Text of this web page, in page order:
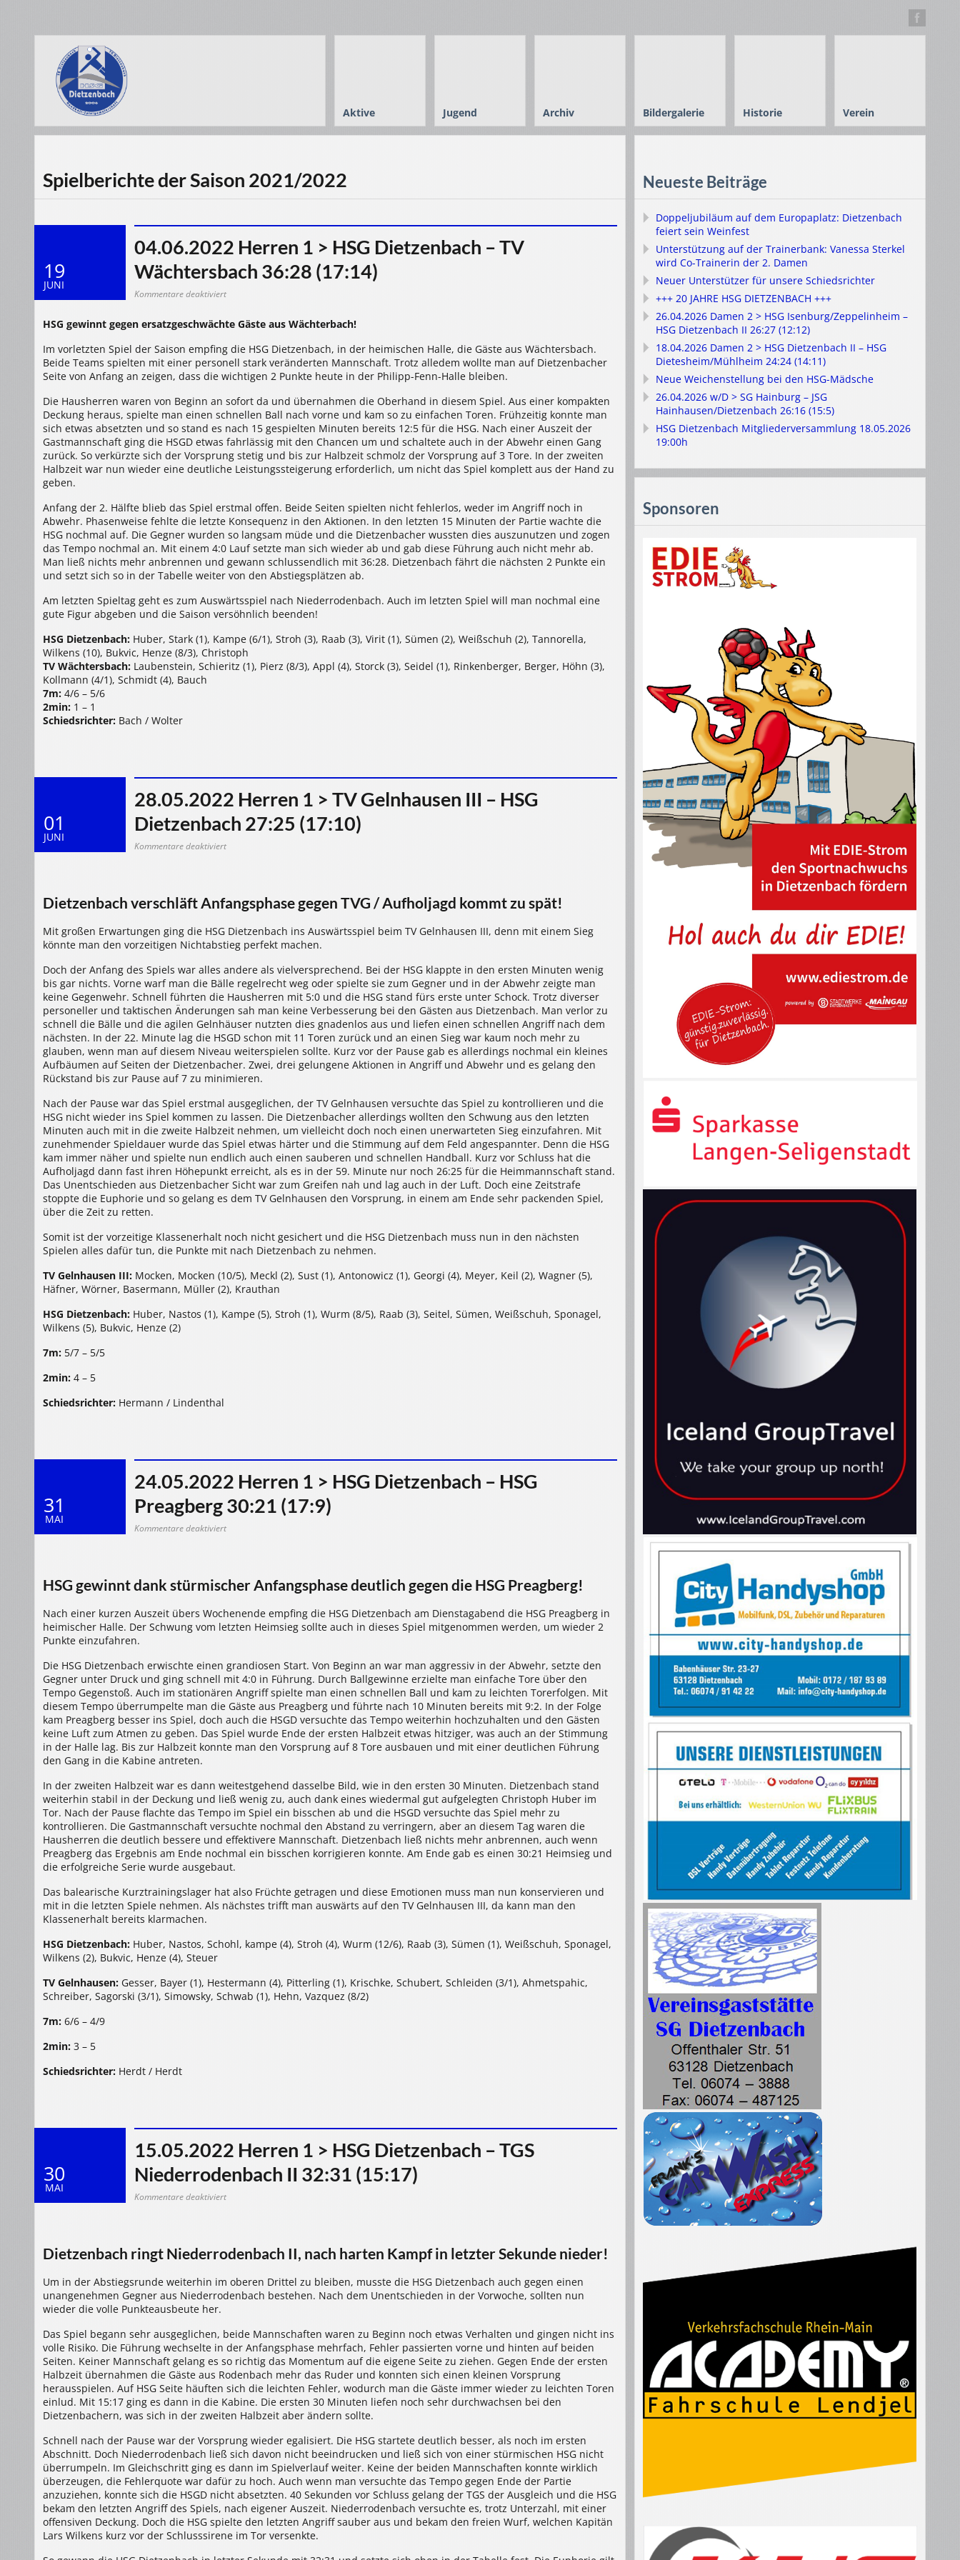
Aktive Jugend Archiv Bildergalerie Historie Verein
Spielberichte der Saison 2021/2022
19
JUNI
04.06.2022 Herren 1 > HSG Dietzenbach – TV
Wächtersbach 36:28 (17:14)
Kommentare deaktiviertfür
>
–
TV
Wächtersbach
36:28
(17:14)
HSG gewinnt gegen ersatzgeschwächte Gäste aus Wächterbach!
Im vorletzten Spiel der Saison empfing die HSG Dietzenbach, in der heimischen Halle, die Gäste aus Wächtersbach.
Beide Teams spielten mit einer personell stark veränderten Mannschaft. Trotz alledem wollte man auf Dietzenbacher
Seite von Anfang an zeigen, dass die wichtigen 2 Punkte heute in der Philipp-Fenn-Halle bleiben.
Die Hausherren waren von Beginn an sofort da und übernahmen die Oberhand in diesem Spiel. Aus einer kompakten
Deckung heraus, spielte man einen schnellen Ball nach vorne und kam so zu einfachen Toren. Frühzeitig konnte man
sich etwas absetzten und so stand es nach 15 gespielten Minuten bereits 12:5 für die HSG. Nach einer Auszeit der
Gastmannschaft ging die HSGD etwas fahrlässig mit den Chancen um und schaltete auch in der Abwehr einen Gang
zurück. So verkürzte sich der Vorsprung stetig und bis zur Halbzeit schmolz der Vorsprung auf 3 Tore. In der zweiten
Halbzeit war nun wieder eine deutliche Leistungssteigerung erforderlich, um nicht das Spiel komplett aus der Hand zu
geben.
Anfang der 2. Hälfte blieb das Spiel erstmal offen. Beide Seiten spielten nicht fehlerlos, weder im Angriff noch in
Abwehr. Phasenweise fehlte die letzte Konsequenz in den Aktionen. In den letzten 15 Minuten der Partie wachte die
HSG nochmal auf. Die Gegner wurden so langsam müde und die Dietzenbacher wussten dies auszunutzen und zogen
das Tempo nochmal an. Mit einem 4:0 Lauf setzte man sich wieder ab und gab diese Führung auch nicht mehr ab.
Man ließ nichts mehr anbrennen und gewann schlussendlich mit 36:28. Dietzenbach fährt die nächsten 2 Punkte ein
und setzt sich so in der Tabelle weiter von den Abstiegsplätzen ab.
Am letzten Spieltag geht es zum Auswärtsspiel nach Niederrodenbach. Auch im letzten Spiel will man nochmal eine
gute Figur abgeben und die Saison versöhnlich beenden!
HSG Dietzenbach: Huber, Stark (1), Kampe (6/1), Stroh (3), Raab (3), Virit (1), Sümen (2), Weißschuh (2), Tannorella,
Wilkens (10), Bukvic, Henze (8/3), Christoph
TV Wächtersbach: Laubenstein, Schieritz (1), Pierz (8/3), Appl (4), Storck (3), Seidel (1), Rinkenberger, Berger, Höhn (3),
Kollmann (4/1), Schmidt (4), Bauch
7m: 4/6 – 5/6
2min: 1 – 1
Schiedsrichter: Bach / Wolter
01
JUNI
28.05.2022 Herren 1 > TV Gelnhausen III – HSG
Dietzenbach 27:25 (17:10)
Kommentare deaktiviertfür
III
–
27:25
(17:10)
Dietzenbach verschläft Anfangsphase gegen TVG / Aufholjagd kommt zu spät!
Mit großen Erwartungen ging die HSG Dietzenbach ins Auswärtsspiel beim TV Gelnhausen III, denn mit einem Sieg
könnte man den vorzeitigen Nichtabstieg perfekt machen.
Doch der Anfang des Spiels war alles andere als vielversprechend. Bei der HSG klappte in den ersten Minuten wenig
bis gar nichts. Vorne warf man die Bälle regelrecht weg oder spielte sie zum Gegner und in der Abwehr zeigte man
keine Gegenwehr. Schnell führten die Hausherren mit 5:0 und die HSG stand fürs erste unter Schock. Trotz diverser
personeller und taktischen Änderungen sah man keine Verbesserung bei den Gästen aus Dietzenbach. Man verlor zu
schnell die Bälle und die agilen Gelnhäuser nutzten dies gnadenlos aus und liefen einen schnellen Angriff nach dem
nächsten. In der 22. Minute lag die HSGD schon mit 11 Toren zurück und an einen Sieg war kaum noch mehr zu
glauben, wenn man auf diesem Niveau weiterspielen sollte. Kurz vor der Pause gab es allerdings nochmal ein kleines
Aufbäumen auf Seiten der Dietzenbacher. Zwei, drei gelungene Aktionen in Angriff und Abwehr und es gelang den
Rückstand bis zur Pause auf 7 zu minimieren.
Nach der Pause war das Spiel erstmal ausgeglichen, der TV Gelnhausen versuchte das Spiel zu kontrollieren und die
HSG nicht wieder ins Spiel kommen zu lassen. Die Dietzenbacher allerdings wollten den Schwung aus den letzten
Minuten auch mit in die zweite Halbzeit nehmen, um vielleicht doch noch einen unerwarteten Sieg einzufahren. Mit
zunehmender Spieldauer wurde das Spiel etwas härter und die Stimmung auf dem Feld angespannter. Denn die HSG
kam immer näher und spielte nun endlich auch einen sauberen und schnellen Handball. Kurz vor Schluss hat die
Aufholjagd dann fast ihren Höhepunkt erreicht, als es in der 59. Minute nur noch 26:25 für die Heimmannschaft stand.
Das Unentschieden aus Dietzenbacher Sicht war zum Greifen nah und lag auch in der Luft. Doch eine Zeitstrafe
stoppte die Euphorie und so gelang es dem TV Gelnhausen den Vorsprung, in einem am Ende sehr packenden Spiel,
über die Zeit zu retten.
Somit ist der vorzeitige Klassenerhalt noch nicht gesichert und die HSG Dietzenbach muss nun in den nächsten
Spielen alles dafür tun, die Punkte mit nach Dietzenbach zu nehmen.
TV Gelnhausen III: Mocken, Mocken (10/5), Meckl (2), Sust (1), Antonowicz (1), Georgi (4), Meyer, Keil (2), Wagner (5),
Häfner, Wörner, Basermann, Müller (2), Krauthan
HSG Dietzenbach: Huber, Nastos (1), Kampe (5), Stroh (1), Wurm (8/5), Raab (3), Seitel, Sümen, Weißschuh, Sponagel,
Wilkens (5), Bukvic, Henze (2)
7m: 5/7 – 5/5
2min: 4 – 5
Schiedsrichter: Hermann / Lindenthal
31
MAI
24.05.2022 Herren 1 > HSG Dietzenbach – HSG
Preagberg 30:21 (17:9)
Kommentare deaktiviertfür
–
HSG
(17:9)
HSG gewinnt dank stürmischer Anfangsphase deutlich gegen die HSG Preagberg!
Nach einer kurzen Auszeit übers Wochenende empfing die HSG Dietzenbach am Dienstagabend die HSG Preagberg in
heimischer Halle. Der Schwung vom letzten Heimsieg sollte auch in dieses Spiel mitgenommen werden, um wieder 2
Punkte einzufahren.
Die HSG Dietzenbach erwischte einen grandiosen Start. Von Beginn an war man aggressiv in der Abwehr, setzte den
Gegner unter Druck und ging schnell mit 4:0 in Führung. Durch Ballgewinne erzielte man einfache Tore über den
Tempo Gegenstoß. Auch im stationären Angriff spielte man einen schnellen Ball und kam zu leichten Torerfolgen. Mit
diesem Tempo überrumpelte man die Gäste aus Preagberg und führte nach 10 Minuten bereits mit 9:2. In der Folge
kam Preagberg besser ins Spiel, doch auch die HSGD versuchte das Tempo weiterhin hochzuhalten und den Gästen
keine Luft zum Atmen zu geben. Das Spiel wurde Ende der ersten Halbzeit etwas hitziger, was auch an der Stimmung
in der Halle lag. Bis zur Halbzeit konnte man den Vorsprung auf 8 Tore ausbauen und mit einer deutlichen Führung
den Gang in die Kabine antreten.
In der zweiten Halbzeit war es dann weitestgehend dasselbe Bild, wie in den ersten 30 Minuten. Dietzenbach stand
weiterhin stabil in der Deckung und ließ wenig zu, auch dank eines wiedermal gut aufgelegten Christoph Huber im
Tor. Nach der Pause flachte das Tempo im Spiel ein bisschen ab und die HSGD versuchte das Spiel mehr zu
kontrollieren. Die Gastmannschaft versuchte nochmal den Abstand zu verringern, aber an diesem Tag waren die
Hausherren die deutlich bessere und effektivere Mannschaft. Dietzenbach ließ nichts mehr anbrennen, auch wenn
Preagberg das Ergebnis am Ende nochmal ein bisschen korrigieren konnte. Am Ende gab es einen 30:21 Heimsieg und
die erfolgreiche Serie wurde ausgebaut.
Das balearische Kurztrainingslager hat also Früchte getragen und diese Emotionen muss man nun konservieren und
mit in die letzten Spiele nehmen. Als nächstes trifft man auswärts auf den TV Gelnhausen III, da kann man den
Klassenerhalt bereits klarmachen.
HSG Dietzenbach: Huber, Nastos, Schohl, kampe (4), Stroh (4), Wurm (12/6), Raab (3), Sümen (1), Weißschuh, Sponagel,
Wilkens (2), Bukvic, Henze (4), Steuer
TV Gelnhausen: Gesser, Bayer (1), Hestermann (4), Pitterling (1), Krischke, Schubert, Schleiden (3/1), Ahmetspahic,
Schreiber, Sagorski (3/1), Simowsky, Schwab (1), Hehn, Vazquez (8/2)
7m: 6/6 – 4/9
2min: 3 – 5
Schiedsrichter: Herdt / Herdt
30
MAI
15.05.2022 Herren 1 > HSG Dietzenbach – TGS
Niederrodenbach II 32:31 (15:17)
Kommentare deaktiviertfür
–
TGS
32:31
(15:17)
Dietzenbach ringt Niederrodenbach II, nach harten Kampf in letzter Sekunde nieder!
Um in der Abstiegsrunde weiterhin im oberen Drittel zu bleiben, musste die HSG Dietzenbach auch gegen einen
unangenehmen Gegner aus Niederrodenbach bestehen. Nach dem Unentschieden in der Vorwoche, sollten nun
wieder die volle Punkteausbeute her.
Das Spiel begann sehr ausgeglichen, beide Mannschaften waren zu Beginn noch etwas Verhalten und gingen nicht ins
volle Risiko. Die Führung wechselte in der Anfangsphase mehrfach, Fehler passierten vorne und hinten auf beiden
Seiten. Keiner Mannschaft gelang es so richtig das Momentum auf die eigene Seite zu ziehen. Gegen Ende der ersten
Halbzeit übernahmen die Gäste aus Rodenbach mehr das Ruder und konnten sich einen kleinen Vorsprung
herausspielen. Auf HSG Seite häuften sich die leichten Fehler, wodurch man die Gäste immer wieder zu leichten Toren
einlud. Mit 15:17 ging es dann in die Kabine. Die ersten 30 Minuten liefen noch sehr durchwachsen bei den
Dietzenbachern, was sich in der zweiten Halbzeit aber ändern sollte.
Schnell nach der Pause war der Vorsprung wieder egalisiert. Die HSG startete deutlich besser, als noch im ersten
Abschnitt. Doch Niederrodenbach ließ sich davon nicht beeindrucken und ließ sich von einer stürmischen HSG nicht
überrumpeln. Im Gleichschritt ging es dann im Spielverlauf weiter. Keine der beiden Mannschaften konnte wirklich
überzeugen, die Fehlerquote war dafür zu hoch. Auch wenn man versuchte das Tempo gegen Ende der Partie
anzuziehen, konnte sich die HSGD nicht absetzten. 40 Sekunden vor Schluss gelang der TGS der Ausgleich und die HSG
bekam den letzten Angriff des Spiels, nach eigener Auszeit. Niederrodenbach versuchte es, trotz Unterzahl, mit einer
offensiven Deckung. Doch die HSG spielte den letzten Angriff sauber aus und bekam den freien Wurf, welchen Kapitän
Lars Wilkens kurz vor der Schlusssirene im Tor versenkte.
Neueste Beiträge
Doppeljubiläum auf dem Europaplatz: Dietzenbach
feiert sein Weinfest
Unterstützung auf der Trainerbank: Vanessa Sterkel
wird Co-Trainerin der 2. Damen
Neuer Unterstützer für unsere Schiedsrichter
+++ 20 JAHRE HSG DIETZENBACH +++
26.04.2026 Damen 2 > HSG Isenburg/Zeppelinheim –
HSG Dietzenbach II 26:27 (12:12)
18.04.2026 Damen 2 > HSG Dietzenbach II – HSG
Dietesheim/Mühlheim 24:24 (14:11)
Neue Weichenstellung bei den HSG-Mädsche
26.04.2026 w/D > SG Hainburg – JSG
Hainhausen/Dietzenbach 26:16 (15:5)
HSG Dietzenbach Mitgliederversammlung 18.05.2026
19:00h
Sponsoren